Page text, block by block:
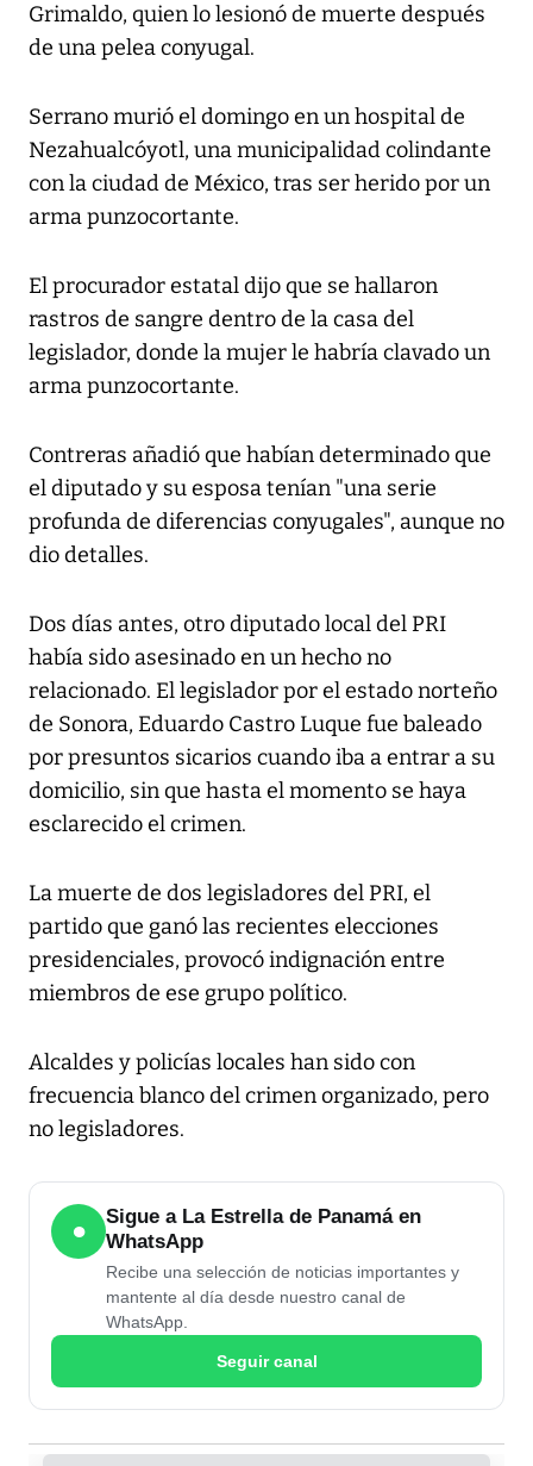
Grimaldo, quien lo lesionó de muerte después
de una pelea conyugal.
Serrano murió el domingo en un hospital de
Nezahualcóyotl, una municipalidad colindante
con la ciudad de México, tras ser herido por un
arma punzocortante.
El procurador estatal dijo que se hallaron
rastros de sangre dentro de la casa del
legislador, donde la mujer le habría clavado un
arma punzocortante.
Contreras añadió que habían determinado que
el diputado y su esposa tenían "una serie
profunda de diferencias conyugales", aunque no
dio detalles.
Dos días antes, otro diputado local del PRI
había sido asesinado en un hecho no
relacionado. El legislador por el estado norteño
de Sonora, Eduardo Castro Luque fue baleado
por presuntos sicarios cuando iba a entrar a su
domicilio, sin que hasta el momento se haya
esclarecido el crimen.
La muerte de dos legisladores del PRI, el
partido que ganó las recientes elecciones
presidenciales, provocó indignación entre
miembros de ese grupo político.
Alcaldes y policías locales han sido con
frecuencia blanco del crimen organizado, pero
no legisladores.
●
Sigue a La Estrella de Panamá en
WhatsApp
Recibe una selección de noticias importantes y
mantente al día desde nuestro canal de
WhatsApp.
Seguir canal